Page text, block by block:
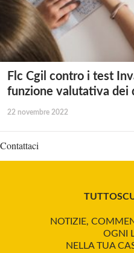
Flc Cgil contro i test
funzione valutativa dei
22 novembre 2022
Contattaci
NOTIZIE,
OGNI
NELLA TUA